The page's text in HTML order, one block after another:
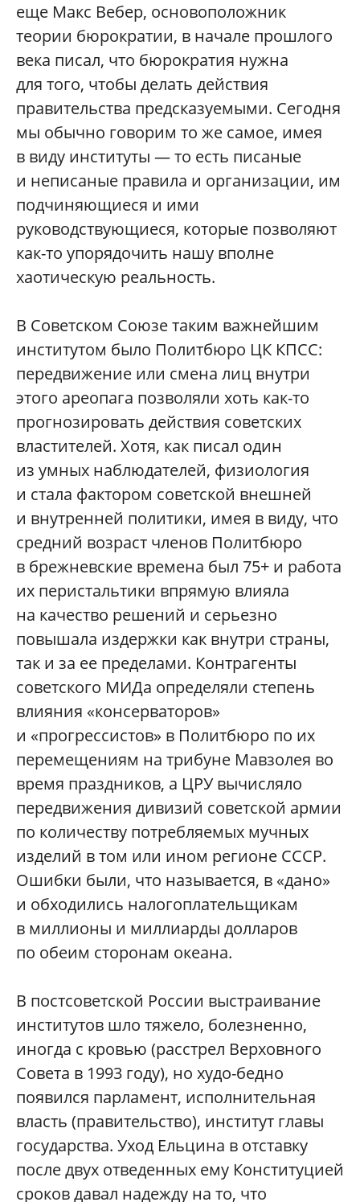
еще Макс Вебер, основоположник
теории бюрократии, в начале прошлого
века писал, что бюрократия нужна
для того, чтобы делать действия
правительства предсказуемыми. Сегодня
мы обычно говорим то же самое, имея
в виду институты — то есть писаные
и неписаные правила и организации, им
подчиняющиеся и ими
руководствующиеся, которые позволяют
как-то упорядочить нашу вполне
хаотическую реальность.
В Советском Союзе таким важнейшим
институтом было Политбюро ЦК КПСС:
передвижение или смена лиц внутри
этого ареопага позволяли хоть как-то
прогнозировать действия советских
властителей. Хотя, как писал один
из умных наблюдателей, физиология
и стала фактором советской внешней
и внутренней политики, имея в виду, что
средний возраст членов Политбюро
в брежневские времена был 75+ и работа
их перистальтики впрямую влияла
на качество решений и серьезно
повышала издержки как внутри страны,
так и за ее пределами. Контрагенты
советского МИДа определяли степень
влияния «консерваторов»
и «прогрессистов» в Политбюро по их
перемещениям на трибуне Мавзолея во
время праздников, а ЦРУ вычисляло
передвижения дивизий советской армии
по количеству потребляемых мучных
изделий в том или ином регионе СССР.
Ошибки были, что называется, в «дано»
и обходились налогоплательщикам
в миллионы и миллиарды долларов
по обеим сторонам океана.
В постсоветской России выстраивание
институтов шло тяжело, болезненно,
иногда с кровью (расстрел Верховного
Совета в 1993 году), но худо-бедно
появился парламент, исполнительная
власть (правительство), институт главы
государства. Уход Ельцина в отставку
после двух отведенных ему Конституцией
сроков давал надежду на то, что